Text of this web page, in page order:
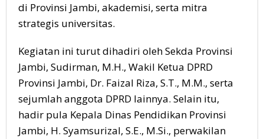
di Provinsi Jambi, akademisi, serta mitra
strategis universitas.
Kegiatan ini turut dihadiri oleh Sekda Provinsi
Jambi, Sudirman, M.H., Wakil Ketua DPRD
Provinsi Jambi, Dr. Faizal Riza, S.T., M.M., serta
sejumlah anggota DPRD lainnya. Selain itu,
hadir pula Kepala Dinas Pendidikan Provinsi
Jambi, H. Syamsurizal, S.E., M.Si., perwakilan